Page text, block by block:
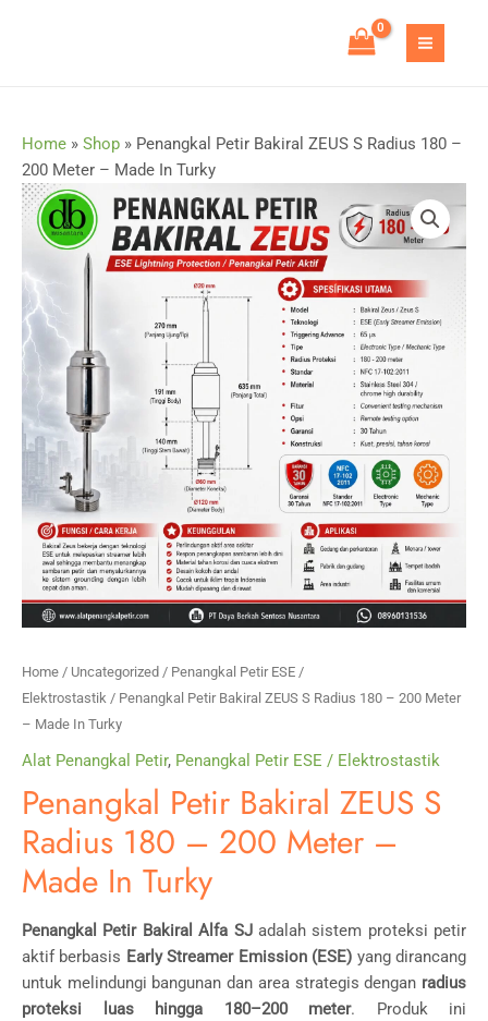
MAIN
Home » Shop » Penangkal Petir Bakiral ZEUS S Radius 180 –
200 Meter – Made In Turky
Home / Uncategorized / Penangkal Petir ESE /
Elektrostastik / Penangkal Petir Bakiral ZEUS S Radius 180 – 200 Meter
– Made In Turky
Alat Penangkal Petir, Penangkal Petir ESE / Elektrostastik
Penangkal Petir Bakiral ZEUS S
Radius 180 – 200 Meter –
Made In Turky
Penangkal Petir Bakiral Alfa SJadalah sistem proteksi petir
aktif berbasis Early Streamer Emission (ESE) yang dirancang
untuk melindungi bangunan dan area strategis dengan radius
proteksi luas hingga 180–200 meter. Produk ini